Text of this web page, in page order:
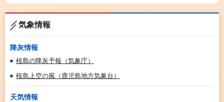
気象情報
降灰情報
桜島の降灰予報（気象庁）
桜島上空の風（鹿児島地方気象台）
天気情報